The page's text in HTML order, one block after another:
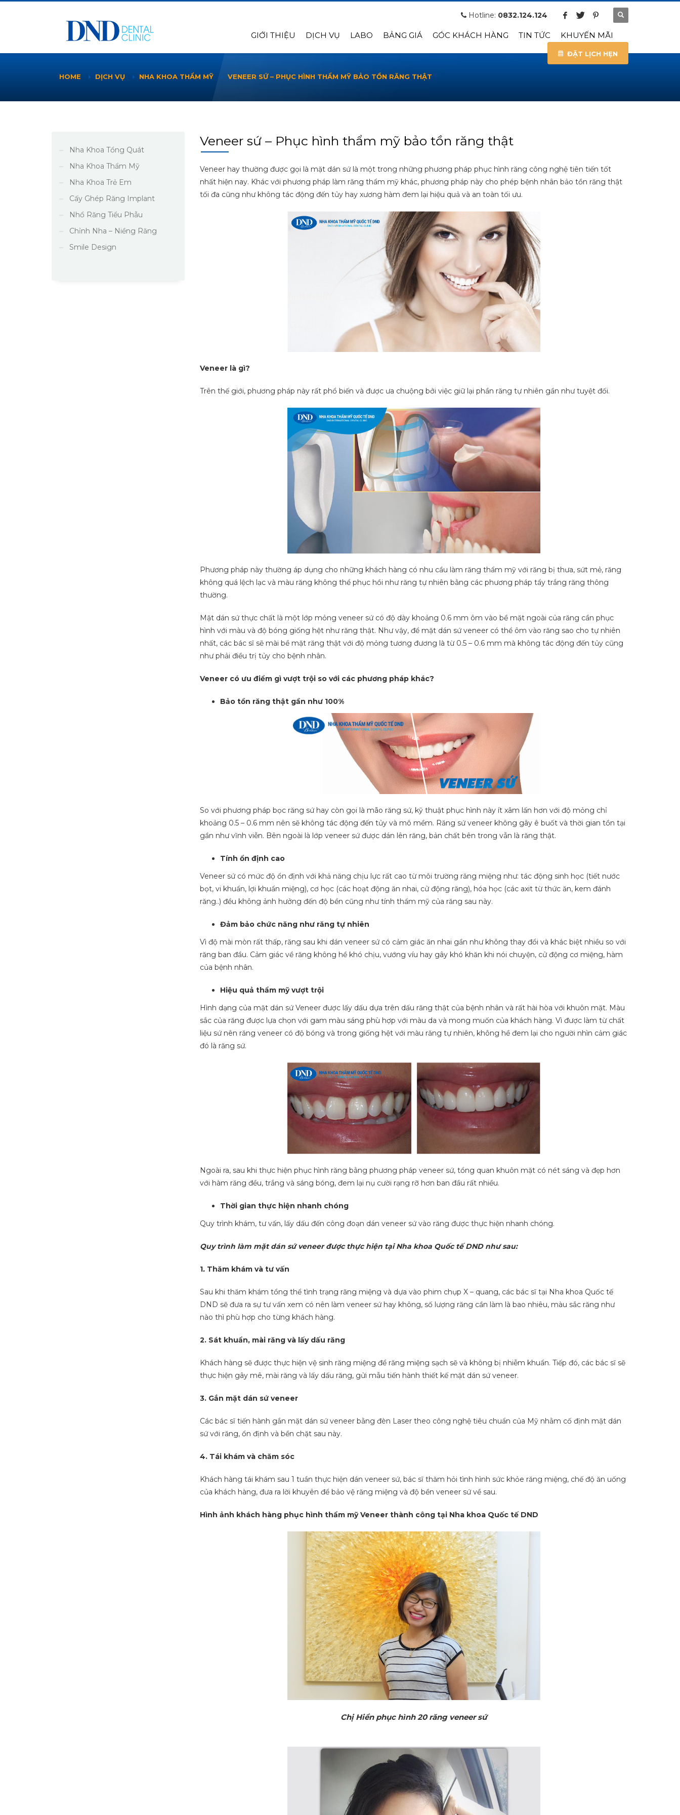
Hotline: 0832.124.124
GIỚI THIỆU DỊCH VỤ LABO BẢNG GIÁ GÓC KHÁCH HÀNG TIN TỨC KHUYẾN MÃI
ĐẶT LỊCH HẸN
HOME DỊCH VỤ NHA KHOA THẨM MỸ VENEER SỨ – PHỤC HÌNH THẨM MỸ BẢO TỒN RĂNG THẬT
Veneer sứ – Phục hình thẩm mỹ bảo tồn răng thật
Veneer hay thường được gọi là mặt dán sứ là một trong những phương pháp phục hình răng công nghệ tiên tiến tốt
nhất hiện nay. Khác với phương pháp làm răng thẩm mỹ khác, phương pháp này cho phép bệnh nhân bảo tồn răng thật
tối đa cũng như không tác động đến tủy hay xương hàm đem lại hiệu quả và an toàn tối ưu.
Veneer là gì?
Trên thế giới, phương pháp này rất phổ biến và được ưa chuộng bởi việc giữ lại phần răng tự nhiên gần như tuyệt đối.
Phương pháp này thường áp dụng cho những khách hàng có nhu cầu làm răng thẩm mỹ với răng bị thưa, sứt mẻ, răng
không quá lệch lạc và màu răng không thể phục hồi như răng tự nhiên bằng các phương pháp tẩy trắng răng thông
thường.
Mặt dán sứ thực chất là một lớp mỏng veneer sứ có độ dày khoảng 0.6 mm ôm vào bề mặt ngoài của răng cần phục
hình với màu và độ bóng giống hệt như răng thật. Như vậy, để mặt dán sứ veneer có thể ôm vào răng sao cho tự nhiên
nhất, các bác sĩ sẽ mài bề mặt răng thật với độ mỏng tương đương là từ 0.5 – 0.6 mm mà không tác động đến tủy cũng
như phải điều trị tủy cho bệnh nhân.
Veneer có ưu điểm gì vượt trội so với các phương pháp khác?
Bảo tồn răng thật gần như 100%
So với phương pháp bọc răng sứ hay còn gọi là mão răng sứ, kỹ thuật phục hình này ít xâm lấn hơn với độ mỏng chỉ
khoảng 0.5 – 0.6 mm nên sẽ không tác động đến tủy và mô mềm. Răng sứ veneer không gây ê buốt và thời gian tồn tại
gần như vĩnh viễn. Bên ngoài là lớp veneer sứ được dán lên răng, bản chất bên trong vẫn là răng thật.
Tính ổn định cao
Veneer sứ có mức độ ổn định với khả năng chịu lực rất cao từ môi trường răng miệng như: tác động sinh học (tiết nước
bọt, vi khuẩn, lợi khuẩn miệng), cơ học (các hoạt động ăn nhai, cử động răng), hóa học (các axit từ thức ăn, kem đánh
răng..) đều không ảnh hưởng đến độ bền cũng như tính thẩm mỹ của răng sau này.
Đảm bảo chức năng như răng tự nhiên
Vì độ mài mòn rất thấp, răng sau khi dán veneer sứ có cảm giác ăn nhai gần như không thay đổi và khác biệt nhiều so với
răng ban đầu. Cảm giác về răng không hề khó chịu, vướng víu hay gây khó khăn khi nói chuyện, cử động cơ miệng, hàm
của bệnh nhân.
Hiệu quả thẩm mỹ vượt trội
Hình dạng của mặt dán sứ Veneer được lấy dấu dựa trên dấu răng thật của bệnh nhân và rất hài hòa với khuôn mặt. Màu
sắc của răng được lựa chọn với gam màu sáng phù hợp với màu da và mong muốn của khách hàng. Vì được làm từ chất
liệu sứ nên răng veneer có độ bóng và trong giống hệt với màu răng tự nhiên, không hề đem lại cho người nhìn cảm giác
đó là răng sứ.
Ngoài ra, sau khi thực hiện phục hình răng bằng phương pháp veneer sứ, tổng quan khuôn mặt có nét sáng và đẹp hơn
với hàm răng đều, trắng và sáng bóng, đem lại nụ cười rạng rỡ hơn ban đầu rất nhiều.
Thời gian thực hiện nhanh chóng
Quy trình khám, tư vấn, lấy dấu đến công đoạn dán veneer sứ vào răng được thực hiện nhanh chóng.
Quy trình làm mặt dán sứ veneer được thực hiện tại Nha khoa Quốc tế DND như sau:
1. Thăm khám và tư vấn
Sau khi thăm khám tổng thể tình trạng răng miệng và dựa vào phim chụp X – quang, các bác sĩ tại Nha khoa Quốc tế
DND sẽ đưa ra sự tư vấn xem có nên làm veneer sứ hay không, số lượng răng cần làm là bao nhiêu, màu sắc răng như
nào thì phù hợp cho từng khách hàng.
2. Sát khuẩn, mài răng và lấy dấu răng
Khách hàng sẽ được thực hiện vệ sinh răng miệng để răng miệng sạch sẽ và không bị nhiễm khuẩn. Tiếp đó, các bác sĩ sẽ
thực hiện gây mê, mài răng và lấy dấu răng, gửi mẫu tiến hành thiết kế mặt dán sứ veneer.
3. Gắn mặt dán sứ veneer
Các bác sĩ tiến hành gắn mặt dán sứ veneer bằng đèn Laser theo công nghệ tiêu chuẩn của Mỹ nhằm cố định mặt dán
sứ với răng, ổn định và bền chặt sau này.
4. Tái khám và chăm sóc
Khách hàng tái khám sau 1 tuần thực hiện dán veneer sứ, bác sĩ thăm hỏi tình hình sức khỏe răng miệng, chế độ ăn uống
của khách hàng, đưa ra lời khuyên để bảo vệ răng miệng và độ bền veneer sứ về sau.
Hình ảnh khách hàng phục hình thẩm mỹ Veneer thành công tại Nha khoa Quốc tế DND
Chị Hiền phục hình 20 răng veneer sứ
Nha Khoa Tổng Quát
Nha Khoa Thẩm Mỹ
Nha Khoa Trẻ Em
Cấy Ghép Răng Implant
Nhổ Răng Tiểu Phẫu
Chỉnh Nha – Niềng Răng
Smile Design